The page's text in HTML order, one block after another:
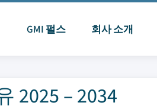
GMI 펄스 회사 소개
2025 – 2034